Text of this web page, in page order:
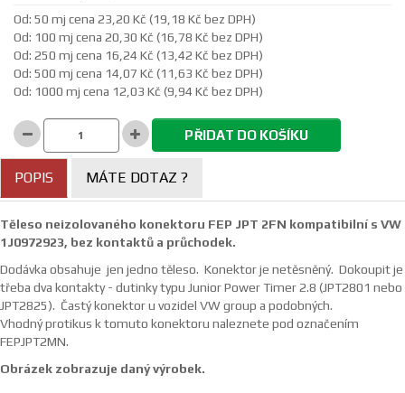
Od: 50 mj cena 23,20 Kč (19,18 Kč bez DPH)
Od: 100 mj cena 20,30 Kč (16,78 Kč bez DPH)
Od: 250 mj cena 16,24 Kč (13,42 Kč bez DPH)
Od: 500 mj cena 14,07 Kč (11,63 Kč bez DPH)
Od: 1000 mj cena 12,03 Kč (9,94 Kč bez DPH)
PŘIDAT DO KOŠÍKU
POPIS MÁTE DOTAZ ?
Těleso neizolovaného konektoru FEP JPT 2FN kompatibilní s VW
1J0972923, bez kontaktů a průchodek.
Dodávka obsahuje jen jedno těleso. Konektor je netěsněný. Dokoupit je
třeba dva kontakty - dutinky typu Junior Power Timer 2.8 (JPT2801 nebo
JPT2825). Častý konektor u vozidel VW group a podobných.
Vhodný protikus k tomuto konektoru naleznete pod označením
FEPJPT2MN.
Obrázek zobrazuje daný výrobek.